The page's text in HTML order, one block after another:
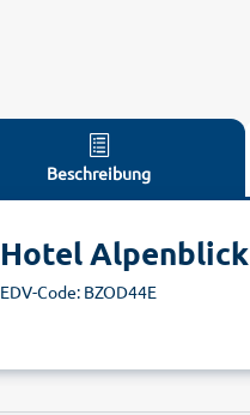
Beschreibung
Hotel Alpenblick
EDV-Code: BZOD44E